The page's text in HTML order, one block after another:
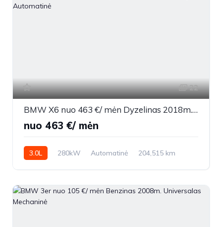
22
BMW X6 nuo 463 €/ mėn Dyzelinas 2018m. Visureigis Automatinė
nuo 463 €/ mėn
3.0L 280kW Automatinė
204,515 km